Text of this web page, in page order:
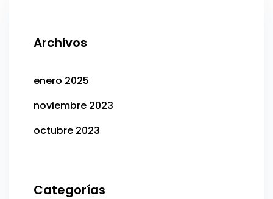
Archivos
enero 2025
noviembre 2023
octubre 2023
Categorías